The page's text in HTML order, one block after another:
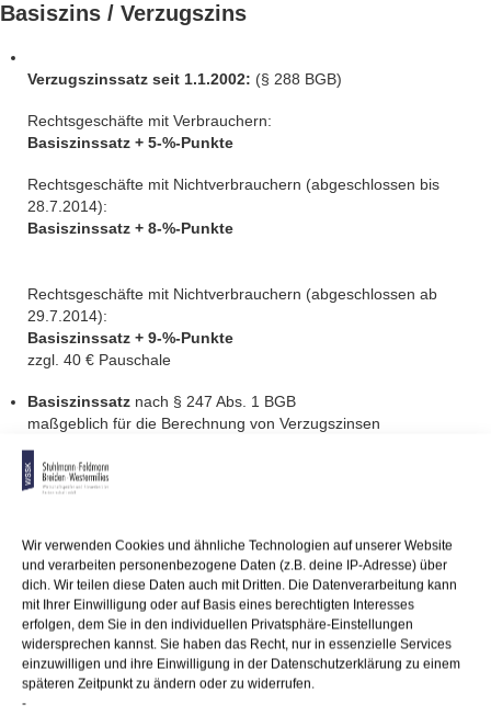
Wir verwenden Cookies und ähnliche Technologien auf unserer Website
und verarbeiten personenbezogene Daten (z.B. deine IP-Adresse) über
dich. Wir teilen diese Daten auch mit Dritten. Die Datenverarbeitung kann
mit Ihrer Einwilligung oder auf Basis eines berechtigten Interesses
erfolgen, dem Sie in den individuellen Privatsphäre-Einstellungen
widersprechen kannst. Sie haben das Recht, nur in essenzielle Services
einzuwilligen und ihre Einwilligung in der Datenschutzerklärung zu einem
späteren Zeitpunkt zu ändern oder zu widerrufen.
-
Basiszins / Verzugszins
Verzugszinssatz seit 1.1.2002: (§ 288 BGB)
Rechtsgeschäfte mit Verbrauchern:
Basiszinssatz + 5-%-Punkte
Rechtsgeschäfte mit Nichtverbrauchern (abgeschlossen bis
28.7.2014):
Basiszinssatz + 8-%-Punkte
Rechtsgeschäfte mit Nichtverbrauchern (abgeschlossen ab
29.7.2014):
Basiszinssatz + 9-%-Punkte
zzgl. 40 € Pauschale
Basiszinssatz nach § 247 Abs. 1 BGB
maßgeblich für die Berechnung von Verzugszinsen
seit 01.01.2023 = 1,62 %
01.07.2016 – 31.12.2022 = – 0,88 %
01.01.2015 – 30.06.2015 = – 0,83 %
01.07.2014 – 31.12.2014 = – 0,73 %
01.01.2014 – 30.06.2014 = – 0,63 %
01.07.2013 – 31.12.2013 = – 0,38 %
Ältere Basiszinssätze finden Sie im Internet unter:
www.destatis.de – Themen – Konjunkturindikatoren –
Verbraucherpreise – Preisindizes im Überblick